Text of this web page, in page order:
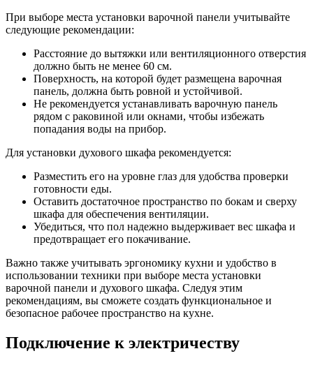
При выборе места установки варочной панели учитывайте
следующие рекомендации:
Расстояние до вытяжки или вентиляционного отверстия
должно быть не менее 60 см.
Поверхность, на которой будет размещена варочная
панель, должна быть ровной и устойчивой.
Не рекомендуется устанавливать варочную панель
рядом с раковиной или окнами, чтобы избежать
попадания воды на прибор.
Для установки духового шкафа рекомендуется:
Разместить его на уровне глаз для удобства проверки
готовности еды.
Оставить достаточное пространство по бокам и сверху
шкафа для обеспечения вентиляции.
Убедиться, что пол надежно выдерживает вес шкафа и
предотвращает его покачивание.
Важно также учитывать эргономику кухни и удобство в
использовании техники при выборе места установки
варочной панели и духового шкафа. Следуя этим
рекомендациям, вы сможете создать функциональное и
безопасное рабочее пространство на кухне.
Подключение к электричеству